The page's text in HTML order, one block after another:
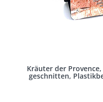
Kräuter der
geschnitten,